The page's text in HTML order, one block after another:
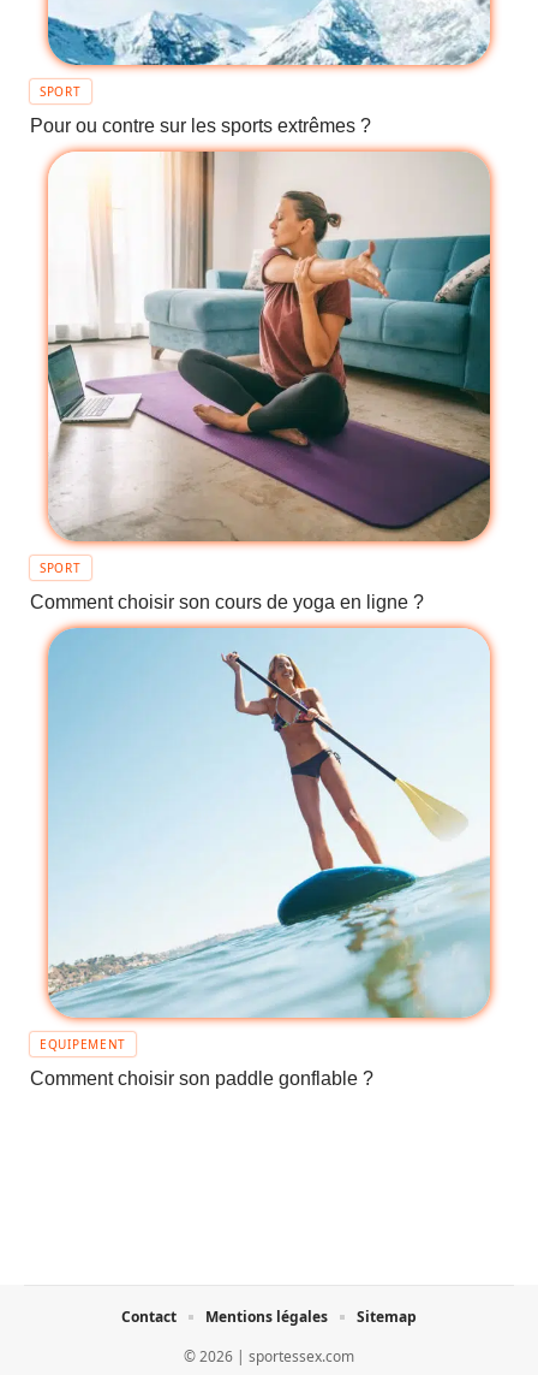
SPORT
Pour ou contre sur les sports extrêmes ?
SPORT
Comment choisir son cours de yoga en ligne ?
EQUIPEMENT
Comment choisir son paddle gonflable ?
© 2026 | sportessex.com
Contact Mentions légales Sitemap